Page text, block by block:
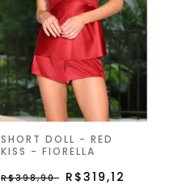
SHORT DOLL - RED
KISS - FIORELLA
R$398,90 R$319,12